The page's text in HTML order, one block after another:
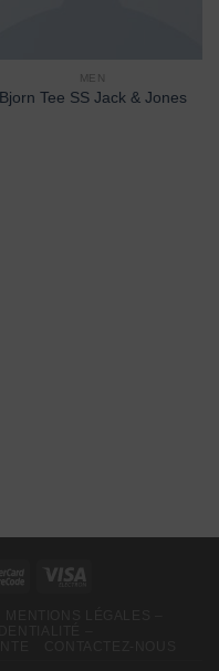
MEN
Bjorn Tee SS Jack & Jones